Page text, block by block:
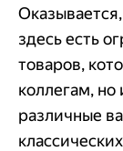
здесь есть
товаров,
коллегам, но
различные